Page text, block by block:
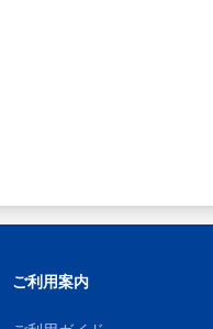
ご利用案内